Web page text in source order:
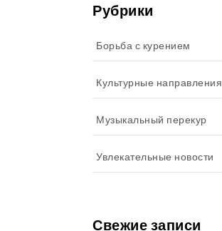
Рубрики
Борьба с курением
Культурные направления
Музыкальный перекур
Увлекательные новости
Свежие записи